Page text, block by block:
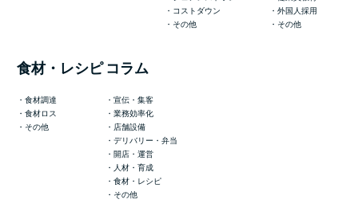
コストダウン
その他
外国人採用
その他
食材・レシピ
食材調達
食材ロス
その他
コラム
宣伝・集客
業務効率化
店舗設備
デリバリー・弁当
開店・運営
人材・育成
食材・レシピ
その他